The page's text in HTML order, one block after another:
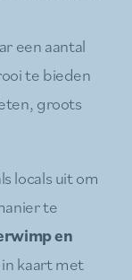
een aantal
te bieden
groots
locals uit om
te
en
kaart met